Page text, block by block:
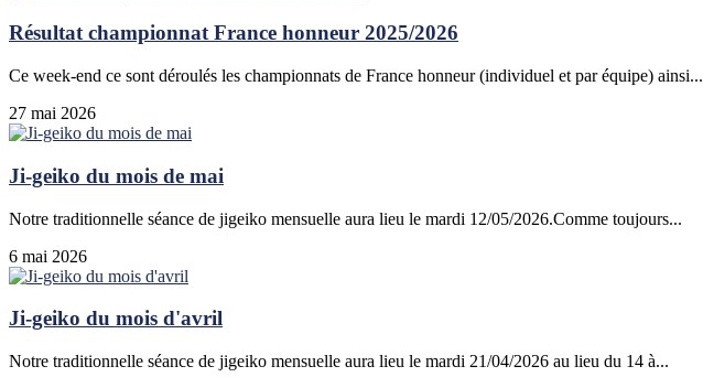
Résultat championnat France honneur 2025/2026
Ce week-end ce sont déroulés les championnats de France honneur (individuel et par équipe) ainsi...
27 mai 2026
Ji-geiko du mois de mai
Notre traditionnelle séance de jigeiko mensuelle aura lieu le mardi 12/05/2026.Comme toujours...
6 mai 2026
Ji-geiko du mois d'avril
Notre traditionnelle séance de jigeiko mensuelle aura lieu le mardi 21/04/2026 au lieu du 14 à...